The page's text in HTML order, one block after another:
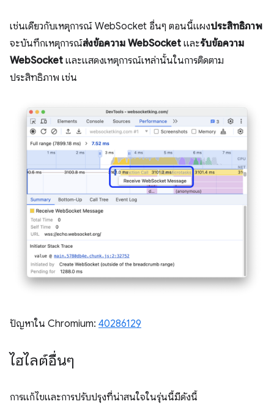
เช่นเดียวกับเหตุการณ์ WebSocket อื่นๆ ตอนนี้แผงประสิทธิภาพ
จะบันทึกเหตุการณ์ส่งข้อความ WebSocket และรับข้อความ
WebSocket และแสดงเหตุการณ์เหล่านั้นในการติดตาม
ประสิทธิภาพ เช่น
ปัญหาใน Chromium: 40286129
ไฮไลต์อื่นๆ
การแก้ไขและการปรับปรุงที่น่าสนใจในรุ่นนี้มีดังนี้